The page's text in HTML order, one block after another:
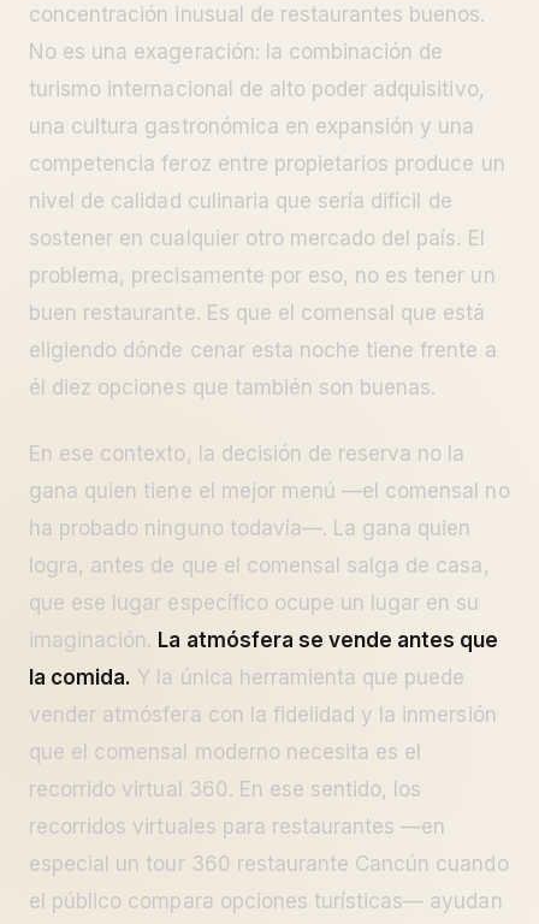
concentración inusual de restaurantes buenos.
No es una exageración: la combinación de
turismo internacional de alto poder adquisitivo,
una cultura gastronómica en expansión y una
competencia feroz entre propietarios produce un
nivel de calidad culinaria que sería difícil de
sostener en cualquier otro mercado del país. El
problema, precisamente por eso, no es tener un
buen restaurante. Es que el comensal que está
eligiendo dónde cenar esta noche tiene frente a
él diez opciones que también son buenas.
En ese contexto, la decisión de reserva no la
gana quien tiene el mejor menú —el comensal no
ha probado ninguno todavía—. La gana quien
logra, antes de que el comensal salga de casa,
que ese lugar específico ocupe un lugar en su
imaginación. La atmósfera se vende antes que
la comida. Y la única herramienta que puede
vender atmósfera con la fidelidad y la inmersión
que el comensal moderno necesita es el
recorrido virtual 360. En ese sentido, los
recorridos virtuales para restaurantes —en
especial un tour 360 restaurante Cancún cuando
el público compara opciones turísticas— ayudan